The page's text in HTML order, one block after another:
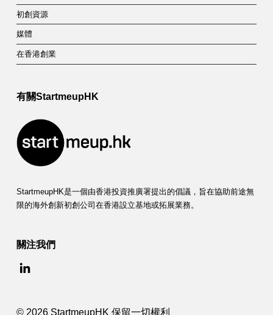
初創資源
媒體
在香港創業
有關StartmeupHK
StartmeupHK是一個由香港投資推廣署提出的倡議，旨在協助前途無
限的海外創新初創公司在香港設立基地或拓展業務。
關注我們
© 2026 StartmeupHK 保留一切權利